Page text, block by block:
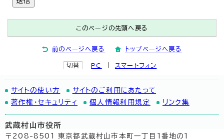
このページの先頭へ戻る
前のページへ戻る トップページへ戻る
切替 PC スマートフォン
サイトの使い方
サイトのご利用にあたって
著作権・セキュリティ
個人情報利用規定 リンク集
武蔵村山市役所
〒208-8501 東京都武蔵村山市本町一丁目1番地の1